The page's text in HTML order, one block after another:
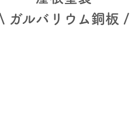
ガルバリウム銅板 /